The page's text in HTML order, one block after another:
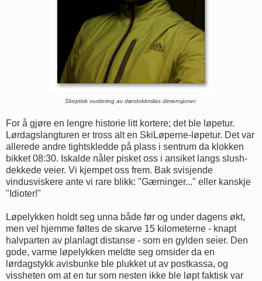
Skeptisk vurdering av dørstokkmilas dimensjoner.
For å gjøre en lengre historie litt kortere; det ble løpetur.
Lørdagslangturen er tross alt en SkiLøperne-løpetur. Det var
allerede andre tightskledde på plass i sentrum da klokken
bikket 08:30. Iskalde nåler pisket oss i ansiket langs slush-
dekkede veier. Vi kjempet oss frem. Bak svisjende
vindusviskere ante vi rare blikk: "Gærninger..." eller kanskje
"Idioter!"
Løpelykken holdt seg unna både før og under dagens økt,
men vel hjemme føltes de skarve 15 kilometerne - knapt
halvparten av planlagt distanse - som en gylden seier. Den
gode, varme løpelykken meldte seg omsider da en
lørdagstykk avisbunke ble plukket ut av postkassa, og
vissheten om at en tur som nesten ikke ble løpt faktisk var